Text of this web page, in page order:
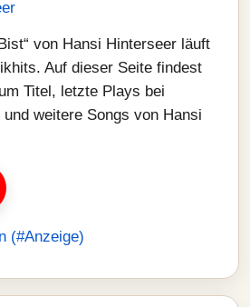
von Hansi Hinterseer läuft
Auf dieser Seite findest
Titel, letzte Plays bei
weitere Songs von Hansi
(#Anzeige)